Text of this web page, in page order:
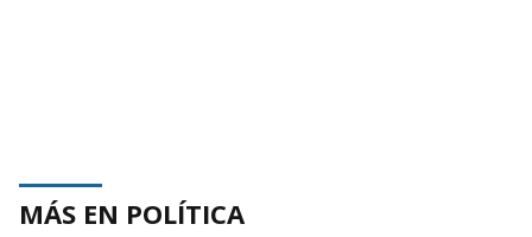
MÁS EN POLÍTICA